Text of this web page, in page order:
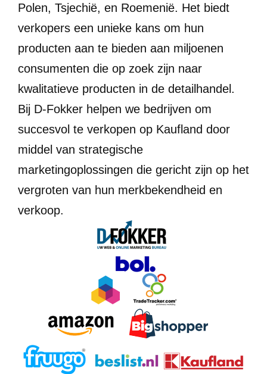
Polen, Tsjechië, en Roemenië. Het biedt
verkopers een unieke kans om hun
producten aan te bieden aan miljoenen
consumenten die op zoek zijn naar
kwalitatieve producten in de detailhandel.
Bij D-Fokker helpen we bedrijven om
succesvol te verkopen op Kaufland door
middel van strategische
marketingoplossingen die gericht zijn op het
vergroten van hun merkbekendheid en
verkoop.